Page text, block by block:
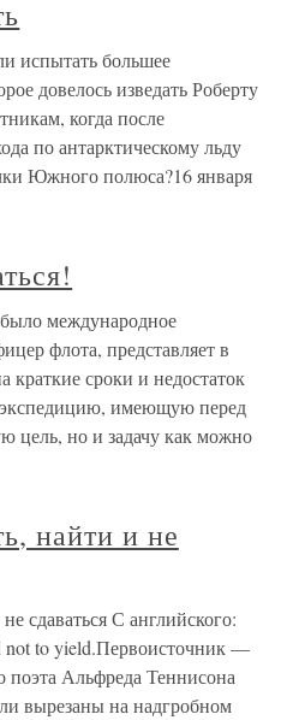
испытать большее
довелось изведать Роберту
когда после
по антарктическому льду
Южного полюса?16 января
международное
флота, представляет в
сроки и недостаток
экспедицию, имеющую перед
цель, но и задачу как можно
найти и не
сдаваться С английского:
not to yield.Первоисточник —
поэта Альфреда Теннисона
вырезаны на надгробном